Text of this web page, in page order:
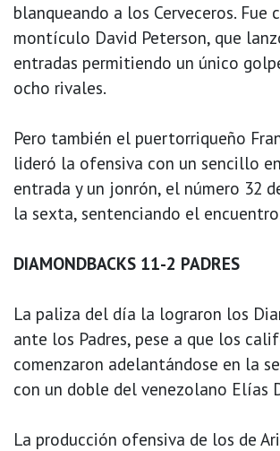
blanqueando a los Cerveceros. Fue
montículo David Peterson, que
entradas permitiendo un único
ocho rivales.
Pero también el puertorriqueño
lideró la ofensiva con un sencillo
entrada y un jonrón, el número 32
la sexta, sentenciando el
DIAMONDBACKS 11-2 PADRES
La paliza del día la lograron los
ante los Padres, pese a que los
comenzaron adelantándose en la
con un doble del venezolano Elías
La producción ofensiva de los de